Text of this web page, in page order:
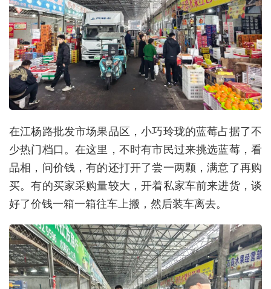
在江杨路批发市场果品区，小巧玲珑的蓝莓占据了不
少热门档口。在这里，不时有市民过来挑选蓝莓，看
品相，问价钱，有的还打开了尝一两颗，满意了再购
买。有的买家采购量较大，开着私家车前来进货，谈
好了价钱一箱一箱往车上搬，然后装车离去。